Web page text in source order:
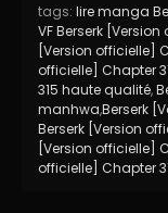
tags: lire manga
VF Berserk
[Version officielle]
officielle] Chapter
315 haute qualité,
manhwa,Berserk
Berserk [Version
[Version officielle]
officielle] Chapter